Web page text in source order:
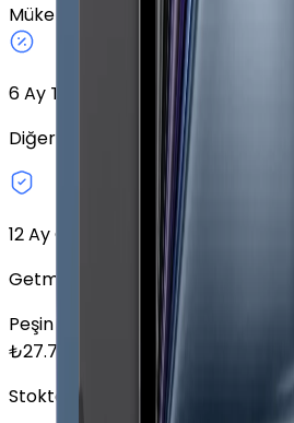
Mükemmel
Uzay Grisi1 TB
6Ay Taksit Seçeneği
Diğer taksit seçeneklerini keşfedin.
12 Ay Garanti
Getmobil Garantisi
Peşin Fiyatına
4.625,33
₺27.752
Stokta Yok